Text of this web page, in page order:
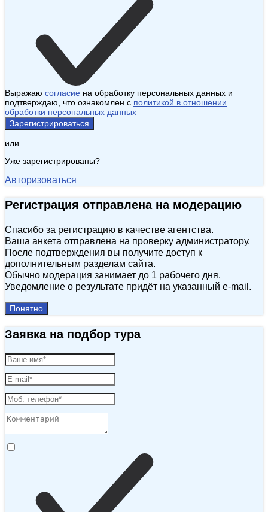
Выражаю согласие на обработку персональных данных и
подтверждаю, что ознакомлен с политикой в отношении
обработки персональных данных
Зарегистрироваться
или
Уже зарегистрированы?
Авторизоваться
Регистрация отправлена на модерацию
Спасибо за регистрацию в качестве агентства.
Ваша анкета отправлена на проверку администратору.
После подтверждения вы получите доступ к
дополнительным разделам сайта.
Обычно модерация занимает до 1 рабочего дня.
Уведомление о результате придёт на указанный e‑mail.
Понятно
Заявка на подбор тура